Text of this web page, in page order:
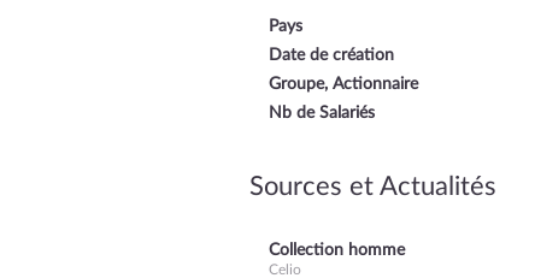
Pays
Date de création
Groupe, Actionnaire
Nb de Salariés
Sources et Actualités
Collection homme
Celio